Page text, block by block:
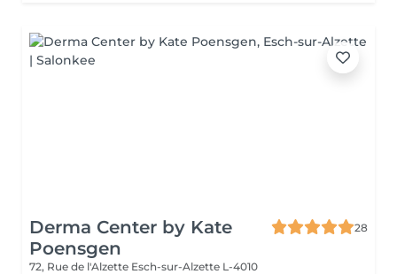
Derma Center by Kate
Poensgen
28
72, Rue de l'Alzette Esch-sur-Alzette L-4010